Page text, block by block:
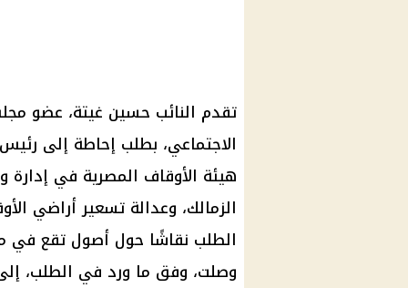
تقدم النائب حسين غيتة، عضو
الاجتماعي، بطلب إحاطة إلى
هيئة الأوقاف المصرية في إدارة
الزمالك، وعدالة تسعير أراضي
الطلب نقاشًا حول أصول تقع في